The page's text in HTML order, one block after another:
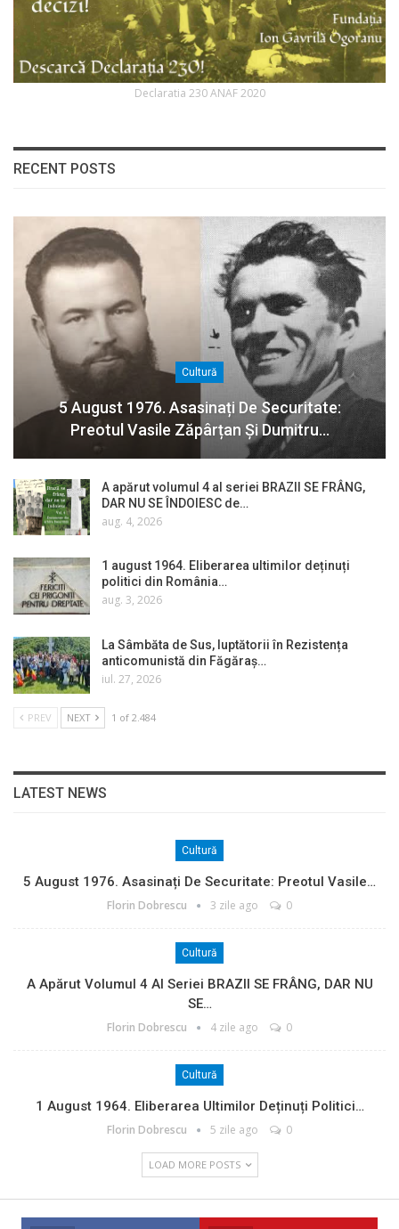
Declaratia 230 ANAF 2020
RECENT POSTS
Cultură
5 August 1976. Asasinați De Securitate:
Preotul Vasile Zăpârțan Și Dumitru…
A apărut volumul 4 al seriei BRAZII SE FRÂNG,
DAR NU SE ÎNDOIESC de…
aug. 4, 2026
1 august 1964. Eliberarea ultimilor deținuți
politici din România…
aug. 3, 2026
La Sâmbăta de Sus, luptătorii în Rezistența
anticomunistă din Făgăraș…
iul. 27, 2026
PREV NEXT 1 of 2.484
LATEST NEWS
Cultură
5 August 1976. Asasinați De Securitate: Preotul Vasile…
Florin Dobrescu 3 zile ago 0
Cultură
A Apărut Volumul 4 Al Seriei BRAZII SE FRÂNG, DAR NU
SE…
Florin Dobrescu 4 zile ago 0
Cultură
1 August 1964. Eliberarea Ultimilor Deținuți Politici…
Florin Dobrescu 5 zile ago 0
LOAD MORE POSTS